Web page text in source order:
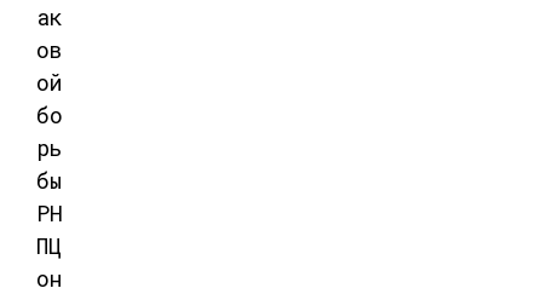
ак
ов
ой
бо
рь
бы
РН
ПЦ
он